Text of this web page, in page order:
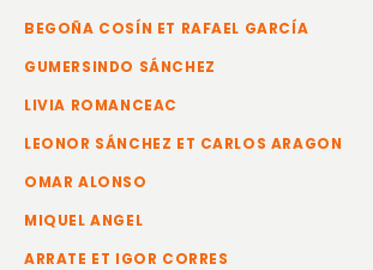
BEGOÑA COSÍN ET RAFAEL GARCÍA
GUMERSINDO SÁNCHEZ
LIVIA ROMANCEAC
LEONOR SÁNCHEZ ET CARLOS ARAGON
OMAR ALONSO
MIQUEL ANGEL
ARRATE ET IGOR CORRES